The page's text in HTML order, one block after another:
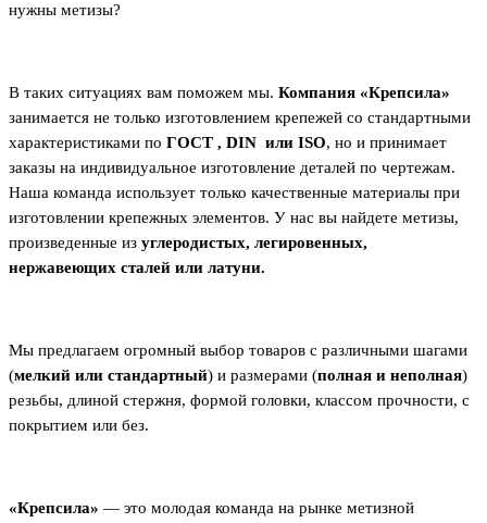
нужны метизы?
В таких ситуациях вам поможем мы. Компания «Крепсила»
занимается не только изготовлением крепежей со стандартными
характеристиками по ГОСТ , DIN или ISO, но и принимает
заказы на индивидуальное изготовление деталей по чертежам.
Наша команда использует только качественные материалы при
изготовлении крепежных элементов. У нас вы найдете метизы,
произведенные из углеродистых, легировенных,
нержавеющих сталей или латуни.
Мы предлагаем огромный выбор товаров с различными шагами
(мелкий или стандартный) и размерами (полная и неполная)
резьбы, длиной стержня, формой головки, классом прочности, с
покрытием или без.
«Крепсила» ― это молодая команда на рынке метизной